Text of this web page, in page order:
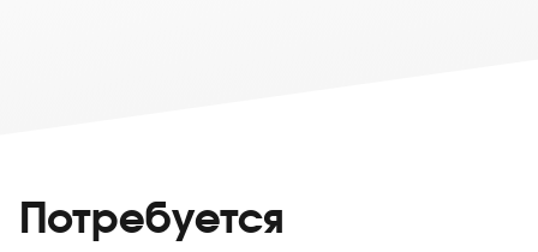
Потребуется